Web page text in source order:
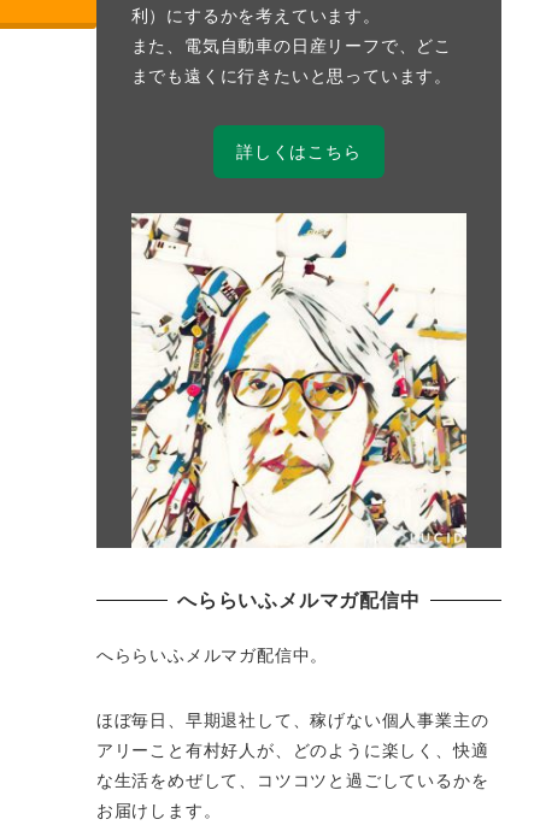
利）にするかを考えています。
また、電気自動車の日産リーフで、どこ
までも遠くに行きたいと思っています。
詳しくはこちら
へららいふメルマガ配信中
へららいふメルマガ配信中。
ほぼ毎日、早期退社して、稼げない個人事業主の
アリーこと有村好人が、どのように楽しく、快適
な生活をめぜして、 コツコツと過ごしているかを
お届けします。